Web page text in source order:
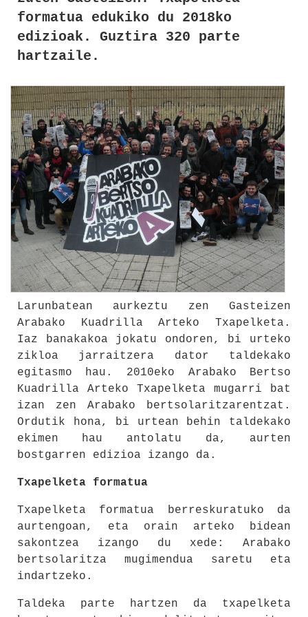
formatua edukiko du 2018ko
edizioak. Guztira 320 parte
hartzaile.
Larunbatean aurkeztu zen Gasteizen
Arabako Kuadrilla Arteko Txapelketa.
Iaz banakakoa jokatu ondoren, bi urteko
zikloa jarraitzera dator taldekako
egitasmo hau. 2010eko Arabako Bertso
Kuadrilla Arteko Txapelketa mugarri bat
izan zen Arabako bertsolaritzarentzat.
Ordutik hona, bi urtean behin taldekako
ekimen hau antolatu da, aurten
bostgarren edizioa izango da.
Txapelketa formatua
Txapelketa formatua berreskuratuko da
aurtengoan, eta orain arteko bidean
sakontzea izango du xede: Arabako
bertsolaritza mugimendua saretu eta
indartzeko.
Taldeka parte hartzen da txapelketa